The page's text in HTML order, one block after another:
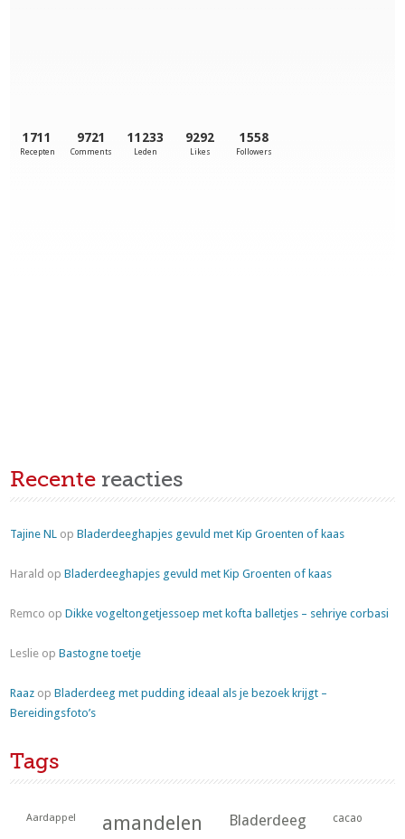
1711
Recepten
9721
Comments
11233
Leden
9292
Likes
1558
Followers
Recente reacties
Tajine NL opBladerdeeghapjes gevuld met Kip Groenten of kaas
Harald opBladerdeeghapjes gevuld met Kip Groenten of kaas
Remco opDikke vogeltongetjessoep met kofta balletjes – sehriye corbasi
Leslie opBastogne toetje
Raaz opBladerdeeg met pudding ideaal als je bezoek krijgt –
Bereidingsfoto’s
Tags
Aardappel amandelen Bladerdeeg cacao